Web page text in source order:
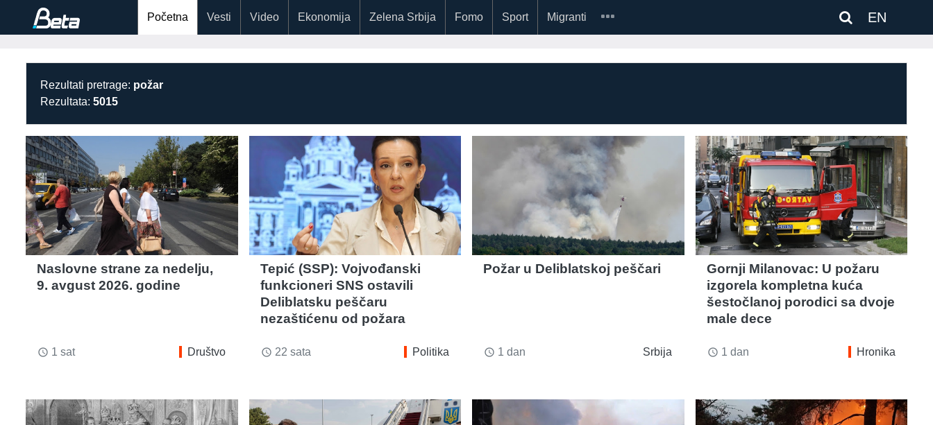
EN
Početna Vesti Video Ekonomija Zelena Srbija Fomo Sport Migranti
Rezultati pretrage: požar
Rezultata: 5015
Naslovne strane za nedelju,
9. avgust 2026. godine
access_time 1 sat Društvo
Tepić (SSP): Vojvođanski
funkcioneri SNS ostavili
Deliblatsku peščaru
nezaštićenu od požara
access_time 22 sata Politika
Požar u Deliblatskoj peščari
access_time 1 dan Srbija
Gornji Milanovac: U požaru
izgorela kompletna kuća
šestočlanoj porodici sa dvoje
male dece
access_time 1 dan Hronika